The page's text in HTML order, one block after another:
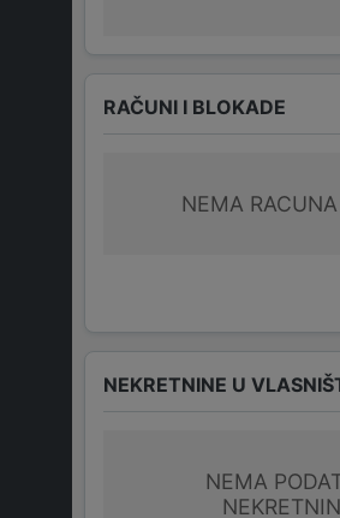
RAČUNI I BLOKADE
NEMA
NEKRETNINE U
NEMA